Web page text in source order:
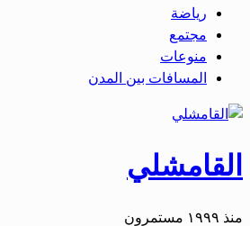
رياضة
مجتمع
منوعات
المسافات بين المدن
القامشلي
منذ ١٩٩٩ مستمرون